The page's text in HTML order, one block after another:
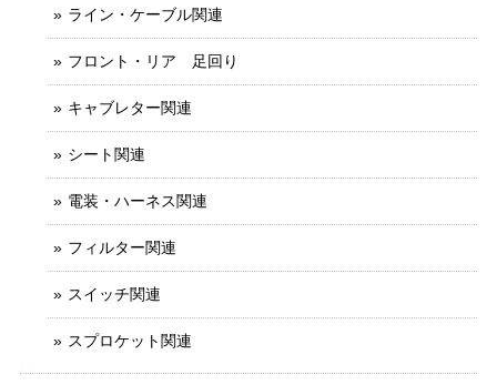
ライン・ケーブル関連
フロント・リア 足回り
キャブレター関連
シート関連
電装・ハーネス関連
フィルター関連
スイッチ関連
スプロケット関連